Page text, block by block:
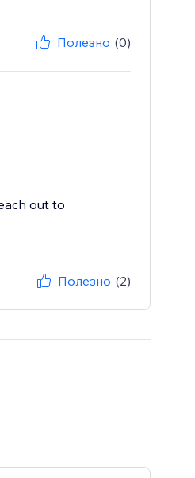
Полезно (0)
out to
Полезно (2)